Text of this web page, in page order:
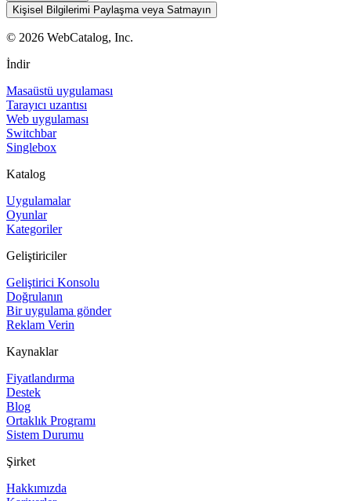
Kişisel Bilgilerimi Paylaşma veya Satmayın
© 2026 WebCatalog, Inc.
İndir
Masaüstü uygulaması
Tarayıcı uzantısı
Web uygulaması
Switchbar
Singlebox
Katalog
Uygulamalar
Oyunlar
Kategoriler
Geliştiriciler
Geliştirici Konsolu
Doğrulanın
Bir uygulama gönder
Reklam Verin
Kaynaklar
Fiyatlandırma
Destek
Blog
Ortaklık Programı
Sistem Durumu
Şirket
Hakkımızda